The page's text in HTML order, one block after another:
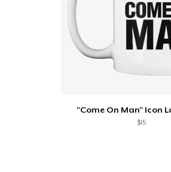
"Come On Man" Icon
$15